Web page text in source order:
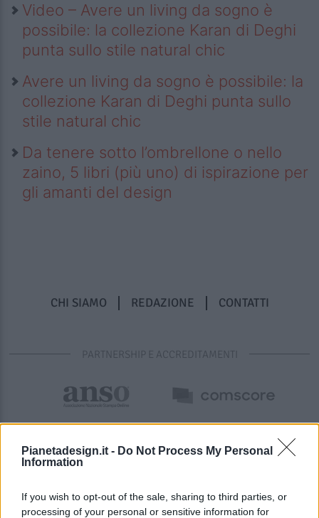
Pianetadesign.it - Do Not Process My Personal
Information
If you wish to opt-out of the sale, sharing to third parties, or
processing of your personal or sensitive information for
Video – Avere un living da sogno è
possibile: la collezione Karan di Deghi
punta sullo stile natural chic
Avere un living da sogno è possibile: la
collezione Karan di Deghi punta sullo
stile natural chic
Da tenere sotto l’ombrellone o nello
zaino, 5 libri (più uno) di ispirazione per
gli amanti del design
CHI SIAMO REDAZIONE CONTATTI
PARTNERSHIP E ACCREDITAMENTI